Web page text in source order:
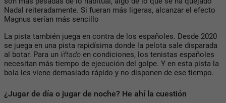
Nadal reiteradamente. Si fueran más ligeras, alcanzar el efecto
Magnus serían más sencillo
La pista también juega en contra de los españoles. Desde 2020
se juega en una pista rapidísima donde la pelota sale disparada
al botar. Para un liftado en condiciones, los tenistas españoles
necesitan más tiempo de ejecución del golpe. Y en esta pista la
bola les viene demasiado rápido y no disponen de ese tiempo.
¿Jugar de día o jugar de noche? He ahí la cuestión